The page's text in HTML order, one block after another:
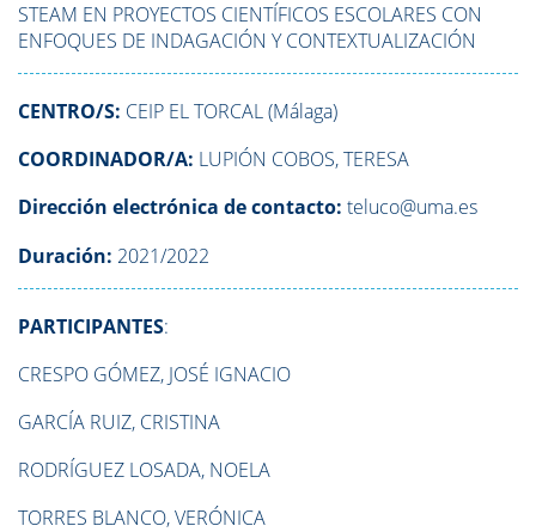
STEAM EN PROYECTOS CIENTÍFICOS ESCOLARES CON
ENFOQUES DE INDAGACIÓN Y CONTEXTUALIZACIÓN
CENTRO/S: CEIP EL TORCAL (Málaga)
COORDINADOR/A: LUPIÓN COBOS, TERESA
Dirección electrónica de contacto: teluco@uma.es
Duración: 2021/2022
PARTICIPANTES:
CRESPO GÓMEZ, JOSÉ IGNACIO
GARCÍA RUIZ, CRISTINA
RODRÍGUEZ LOSADA, NOELA
TORRES BLANCO, VERÓNICA